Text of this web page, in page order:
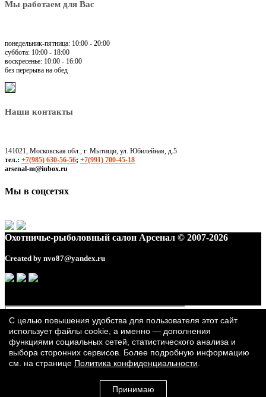
Мы работаем для Вас
понедельник-пятница: 10:00 - 20:00
суббота: 10:00 - 18:00
воскресенье: 10:00 - 16:00
без перерыва на обед
Наши контакты
141021, Московская обл., г. Мытищи, ул. Юбилейная, д.5
тел.: +7(985) 630-56-56; +7(991) 700-45-18
arsenal-m@inbox.ru
Мы в соцсетях
Охотничье-рыболовный салон Арсенал © 2007-2026
Created by nvo87@yandex.ru
С целью повышения удобства для пользователя этот сайт
использует файлы cookie, а именно — дополнения
функциями социальных сетей, статистического анализа и
выбора сторонних сервисов. Более подробную информацию
см. на странице Политика конфиденциальности
Принимаю